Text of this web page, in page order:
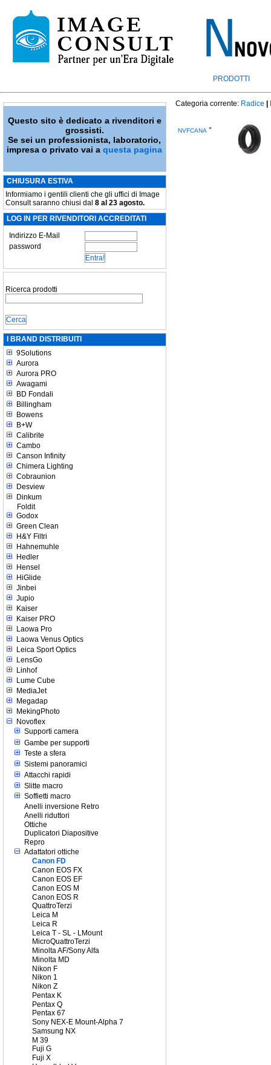
PRODOTTI
Questo sito è dedicato a rivenditori e
grossisti.
Se sei un professionista, laboratorio,
impresa o privato vai aquesta pagina
CHIUSURA ESTIVA
Informiamo i gentili clienti che gli uffici di Image
Consult saranno chiusi dal 8 al 23 agosto.
LOG IN PER RIVENDITORI ACCREDITATI
Indirizzo E-Mail
password
Ricerca prodotti
I BRAND DISTRIBUITI
9Solutions
Aurora
Aurora PRO
Awagami
BD Fondali
Billingham
Bowens
B+W
Calibrite
Cambo
Canson Infinity
Chimera Lighting
Cobraunion
Desview
Dinkum
Foldit
Godox
Green Clean
H&Y Filtri
Hahnemuhle
Hedler
Hensel
HiGlide
Jinbei
Jupio
Kaiser
Kaiser PRO
Laowa Pro
Laowa Venus Optics
Leica Sport Optics
LensGo
Linhof
Lume Cube
MediaJet
Megadap
MekingPhoto
Novoflex
Supporti camera
Gambe per supporti
Teste a sfera
Sistemi panoramici
Attacchi rapidi
Slitte macro
Soffietti macro
Anelli inversione Retro
Anelli riduttori
Ottiche
Duplicatori Diapositive
Repro
Adattatori ottiche
Canon FD
Canon EOS FX
Canon EOS EF
Canon EOS M
Canon EOS R
QuattroTerzi
Leica M
Leica R
Leica T - SL - LMount
MicroQuattroTerzi
Minolta AF/Sony Alfa
Minolta MD
Nikon F
Nikon 1
Nikon Z
Pentax K
Pentax Q
Pentax 67
Sony NEX-E Mount-Alpha 7
Samsung NX
M 39
Fuji G
Fuji X
Categoria corrente: Radice
NVFCANA °